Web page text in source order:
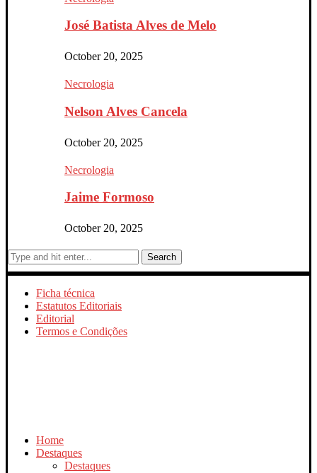
José Batista Alves de Melo
October 20, 2025
Necrologia
Nelson Alves Cancela
October 20, 2025
Necrologia
Jaime Formoso
October 20, 2025
Search
Ficha técnica
Estatutos Editoriais
Editorial
Termos e Condições
Home
Destaques
Destaques